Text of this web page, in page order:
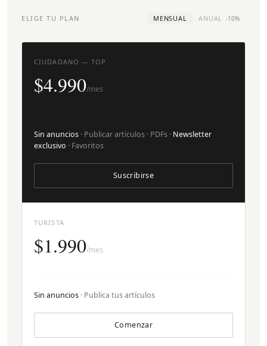
ELIGE TU PLAN MENSUAL ANUAL -10%
TURISTA
$1.990/mes
Sin anuncios · Publica tus artículos
Comenzar
CIUDADANO — TOP
$4.990/mes
Sin anuncios · Publicar artículos · PDFs · Newsletter
exclusivo · Favoritos
Suscribirse